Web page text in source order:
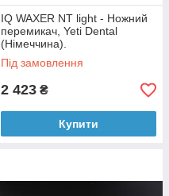
IQ WAXER NT light - Ножний
перемикач, Yeti Dental
(Німеччина).
Під замовлення
2 423 ₴
Купити